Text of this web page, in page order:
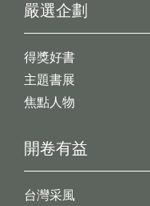
開卷有益
台灣采風
嚴選企劃
得獎好書
主題書展
焦點人物